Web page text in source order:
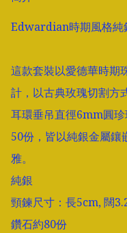
Edwardian時期風格純
這款套裝以愛德華時期
計，以古典玫瑰切割方
耳環垂吊直徑6mm圓
50份，皆以純銀金屬鑲
雅。
純銀
頸鍊尺寸：長5cm, 闊
鑽石約80份